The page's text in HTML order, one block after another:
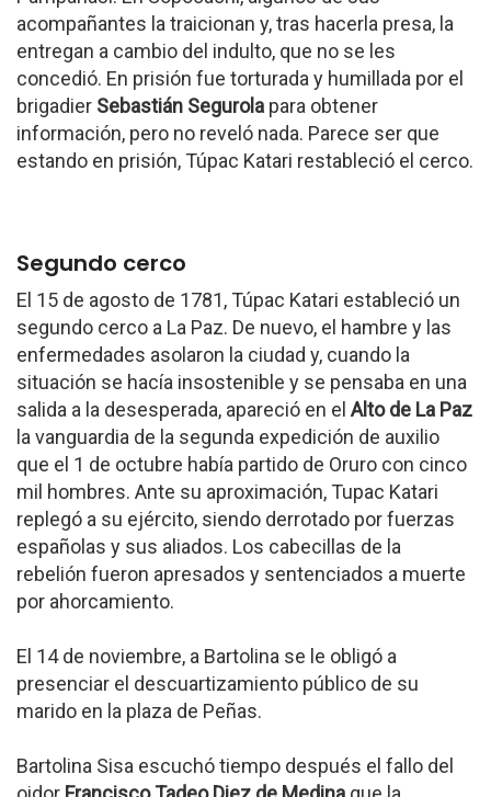
acompañantes la traicionan y, tras hacerla presa, la
entregan a cambio del indulto, que no se les
concedió. En prisión fue torturada y humillada por el
brigadier Sebastián Segurola para obtener
información, pero no reveló nada. Parece ser que
estando en prisión, Túpac Katari restableció el cerco.
Segundo cerco
El 15 de agosto de 1781, Túpac Katari estableció un
segundo cerco a La Paz. De nuevo, el hambre y las
enfermedades asolaron la ciudad y, cuando la
situación se hacía insostenible y se pensaba en una
salida a la desesperada, apareció en el Alto de La Paz
la vanguardia de la segunda expedición de auxilio
que el 1 de octubre había partido de Oruro con cinco
mil hombres. Ante su aproximación, Tupac Katari
replegó a su ejército, siendo derrotado por fuerzas
españolas y sus aliados. Los cabecillas de la
rebelión fueron apresados y sentenciados a muerte
por ahorcamiento.
El 14 de noviembre, a Bartolina se le obligó a
presenciar el descuartizamiento público de su
marido en la plaza de Peñas.
Bartolina Sisa escuchó tiempo después el fallo del